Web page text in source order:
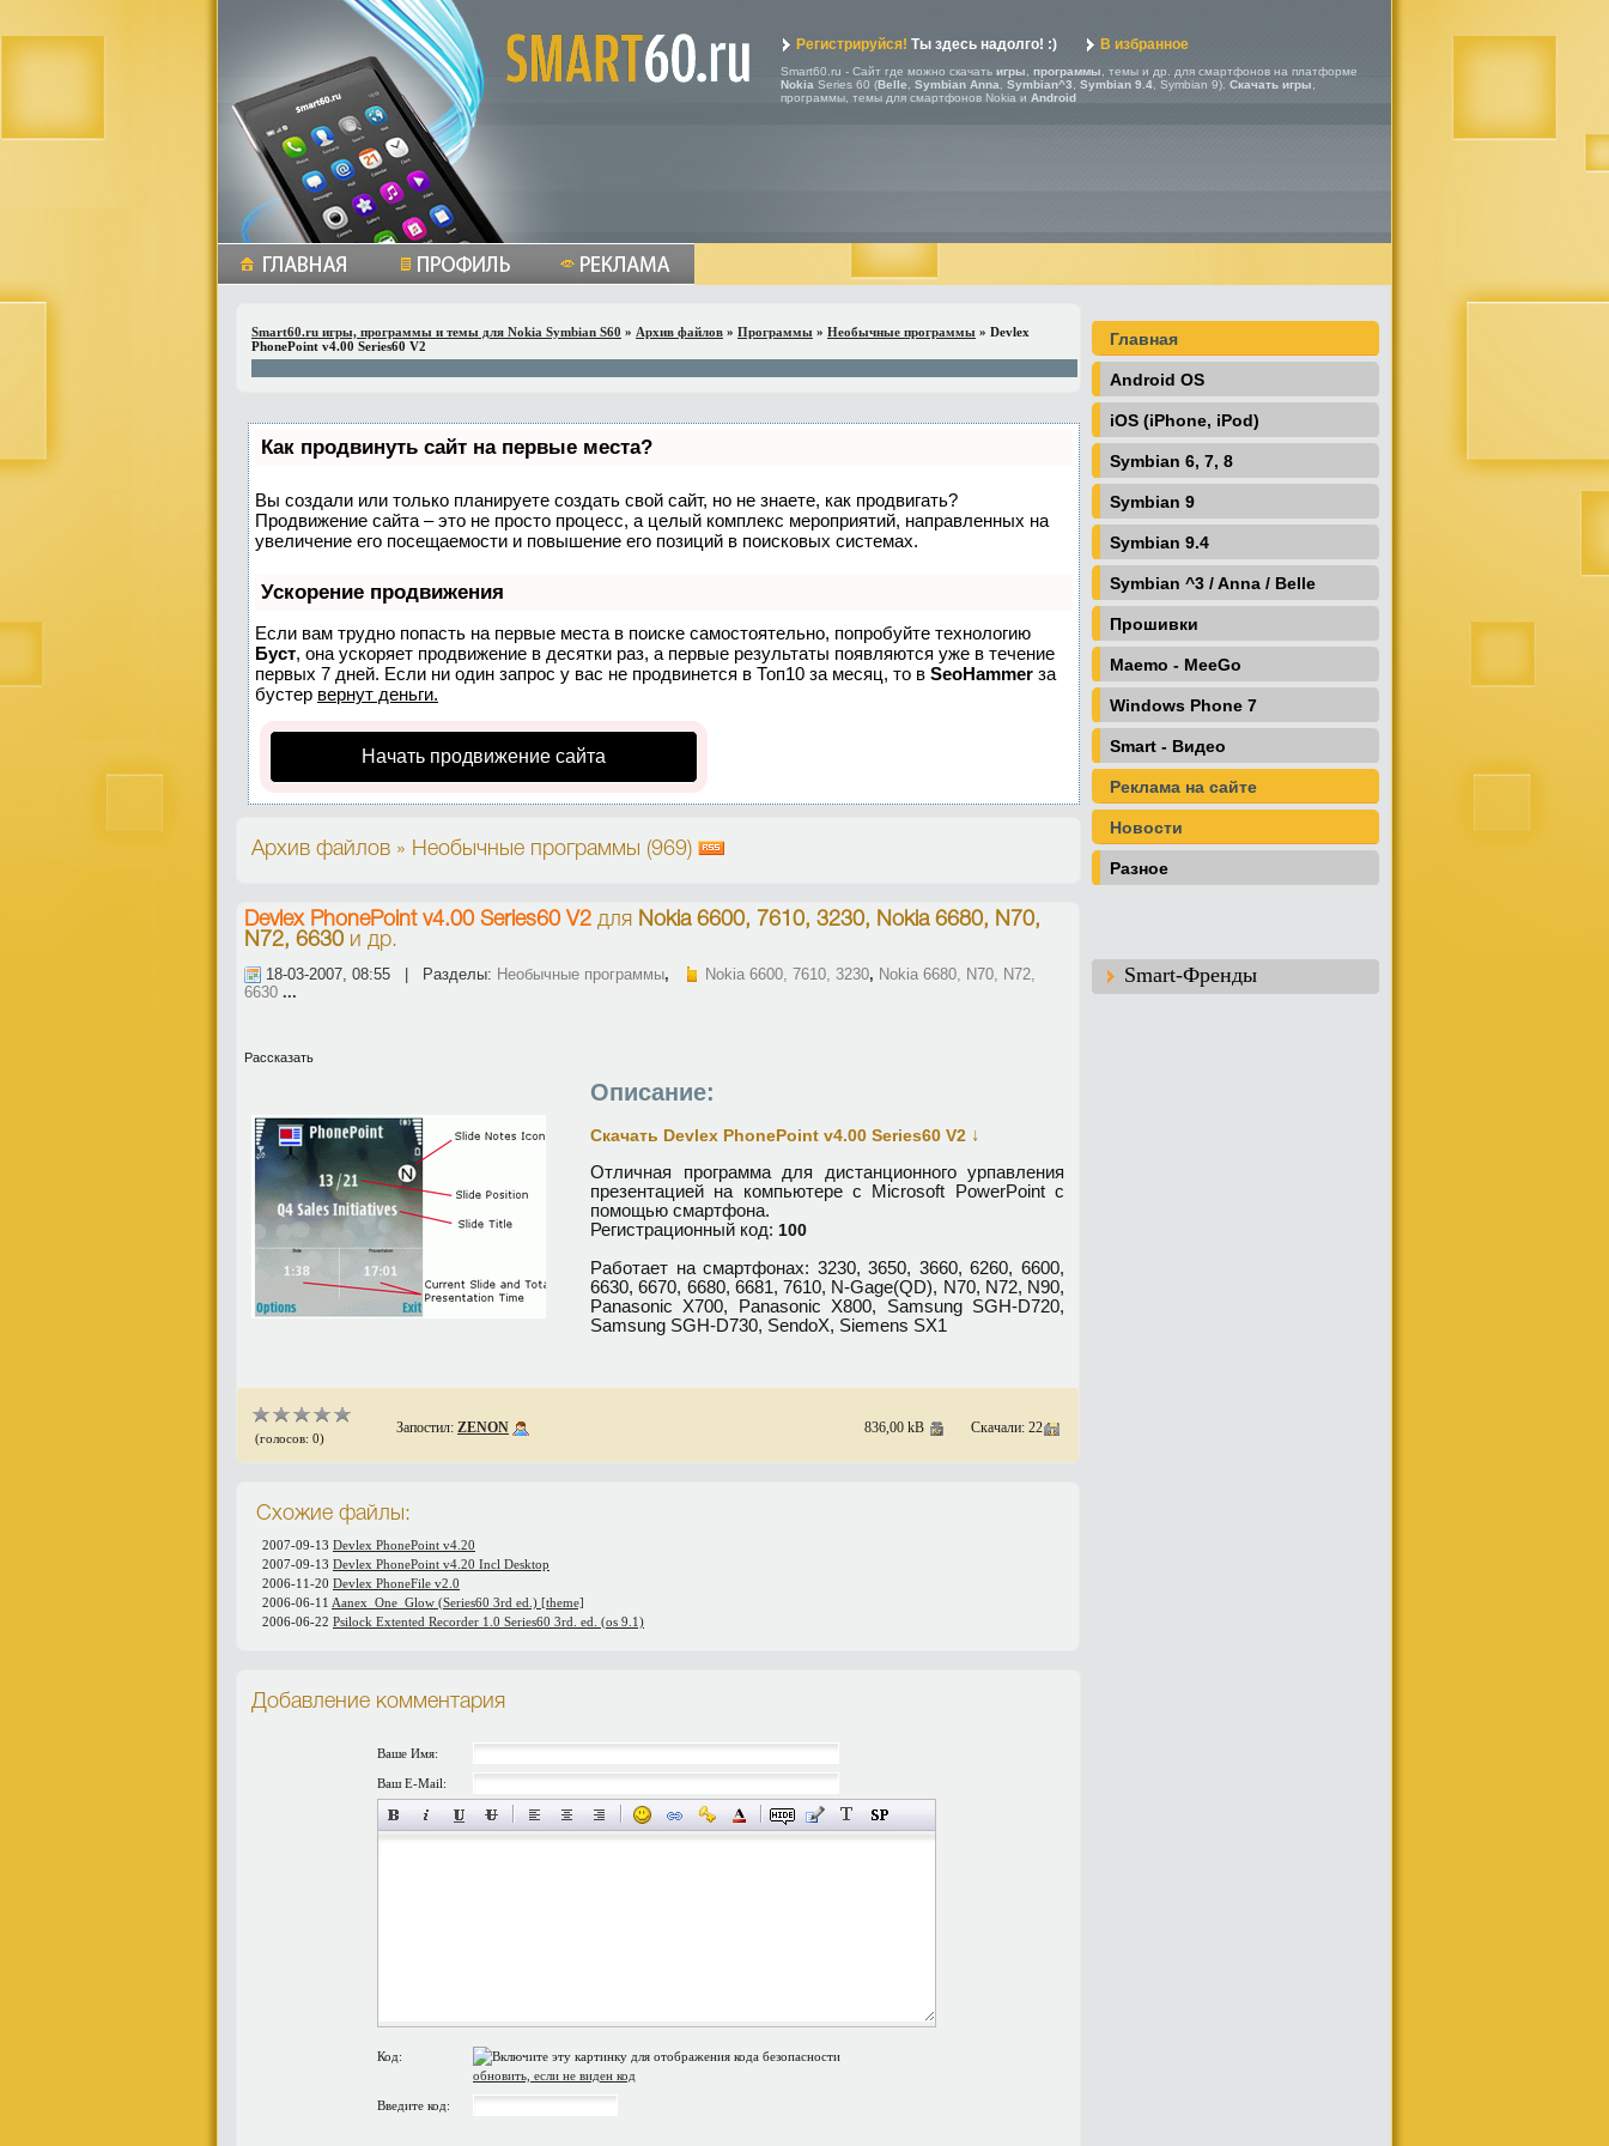
Регистрируйся! Ты здесь надолго! :) В избранное
Smart60.ru - Сайт где можно скачать игры программы , темы и др. для смартфонов на платформе
Nokia Series 60 (Belle Symbian Anna Symbian^3 Symbian 9.4 , Symbian 9). Скачать игры
программы, темы для смартфонов Nokia и Android
Smart60.ru игры, программы и темы для Nokia Symbian S60 » Архив файлов » Программы » Необычные программы » Devlex
PhonePoint v4.00 Series60 V2
Как продвинуть сайт на первые места?
Вы создали или только планируете создать свой сайт, но не знаете, как продвигать?
Продвижение сайта – это не просто процесс, а целый комплекс мероприятий, направленных на
увеличение его посещаемости и повышение его позиций в поисковых системах.
Ускорение продвижения
Если вам трудно попасть на первые места в поиске самостоятельно, попробуйте технологию
Буст, она ускоряет продвижение в десятки раз, а первые результаты появляются уже в течение
первых 7 дней. Если ни один запрос у вас не продвинется в Топ10 за месяц, то в SeoHammer за
бустер вернут деньги.
Начать продвижение сайта
Архив файлов » Необычные программы (969)
Devlex PhonePoint v4.00 Series60 V2 для Nokia 6600, 7610, 3230, Nokia 6680, N70,
N72, 6630и др.
18-03-2007, 08:55 | Разделы: Необычные программы, Nokia 6600, 7610, 3230, Nokia 6680, N70, N72,
6630 ...
Рассказать
Описание:
Скачать Devlex PhonePoint v4.00 Series60 V2 ↓
Отличная программа для дистанционного урпавления
презентацией на компьютере с Microsoft PowerPoint с
помощью смартфона.
Регистрационный код: 100
Работает на смартфонах: 3230, 3650, 3660, 6260, 6600,
6630, 6670, 6680, 6681, 7610, N-Gage(QD), N70, N72, N90,
Panasonic X700, Panasonic X800, Samsung SGH-D720,
Samsung SGH-D730, SendoX, Siemens SX1
(голосов: 0)
Запостил: ZENON 836,00 kB Скачали: 22
Схожие файлы:
2007-09-13 Devlex PhonePoint v4.20
2007-09-13 Devlex PhonePoint v4.20 Incl Desktop
2006-11-20 Devlex PhoneFile v2.0
2006-06-11 Aanex_One_Glow (Series60 3rd ed.) [theme]
2006-06-22 Psilock Extented Recorder 1.0 Series60 3rd. ed. (os 9.1)
Добавление комментария
Ваше Имя:
Ваш E-Mail:
Код:
обновить, если не виден код
Введите код:
Главная
Android OS
iOS (iPhone, iPod)
Symbian 6, 7, 8
Symbian 9
Symbian 9.4
Symbian ^3 / Anna / Belle
Прошивки
Maemo - MeeGo
Windows Phone 7
Smart - Видео
Реклама на сайте
Новости
Разное
Smart-Френды